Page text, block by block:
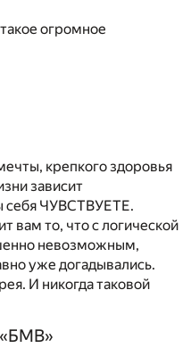
огромное
крепкого здоровья
зависит
себя ЧУВСТВУЕТЕ.
вам то, что с логической
невозможным,
уже догадывались.
И никогда таковой